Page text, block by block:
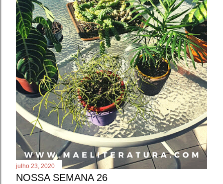
julho 23, 2020
NOSSA SEMANA 26